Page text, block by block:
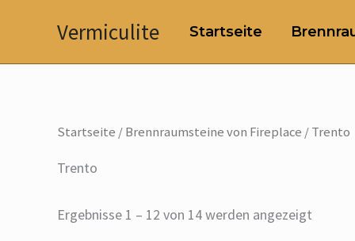
Vermiculite Startseite
Startseite /Brennraumsteine von Fireplace / Trento
Trento
Ergebnisse 1 – 12 von 14 werden angezeigt